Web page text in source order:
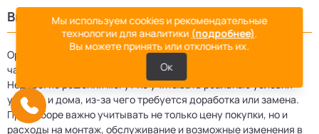
Выбор только по цене
Ориентация только на начальную стоимость оборудования
часто приводит к дополнительным расходам в будущем.
Недорогие решения могут не учитывать реальные условия
участка и дома, из-за чего требуется доработка или замена.
При выборе важно учитывать не только цену покупки, но и
расходы на монтаж, обслуживание и возможные изменения в
Мы используем cookies и рекомендательные
технологии для аналитики (подробнее).
Вы можете принять или отклонить их.
Ок